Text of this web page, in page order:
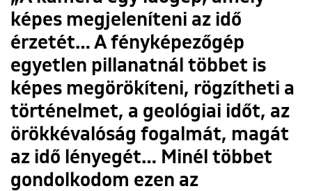
képes megjeleníteni az idő
érzetét… A fényképezőgép
egyetlen pillanatnál többet is
képes megörökíteni, rögzítheti a
történelmet, a geológiai időt, az
örökkévalóság fogalmát, magát
az idő lényegét… Minél többet
gondolkodom ezen az